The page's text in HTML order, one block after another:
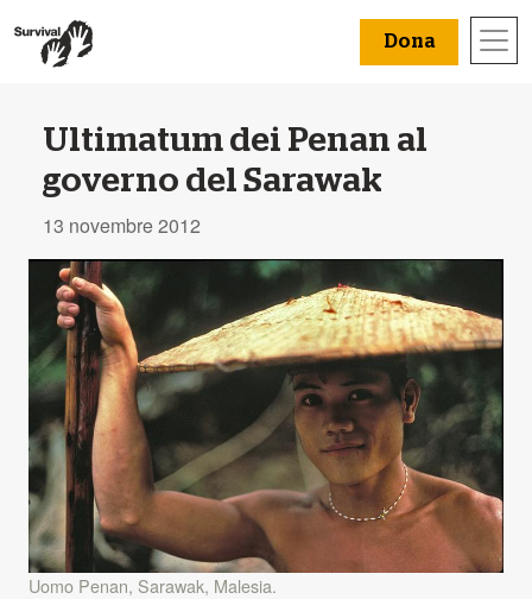
Dona
Ultimatum dei Penan al
governo del Sarawak
13 novembre 2012
Uomo Penan, Sarawak, Malesia.